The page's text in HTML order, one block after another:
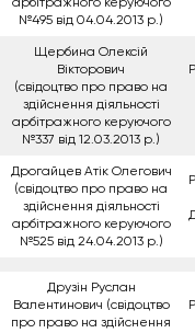
арбітражного керуючого
№495 від 04.04.2013 р.)
Щербина Олексій
Вікторович
(свідоцтво про право на
здійснення діяльності
арбітражного керуючого
№337 від 12.03.2013 р.)
Дрогайцев Атік Олегович
(свідоцтво про право на
здійснення діяльності
арбітражного керуючого
№525 від 24.04.2013 р.)
Друзін Руслан
Валентинович (свідоцтво
про право на здійснення